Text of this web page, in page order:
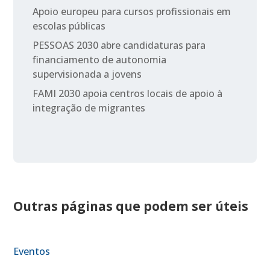
Apoio europeu para cursos profissionais em
escolas públicas
PESSOAS 2030 abre candidaturas para
financiamento de autonomia
supervisionada a jovens
FAMI 2030 apoia centros locais de apoio à
integração de migrantes
Outras páginas que podem ser úteis
Eventos